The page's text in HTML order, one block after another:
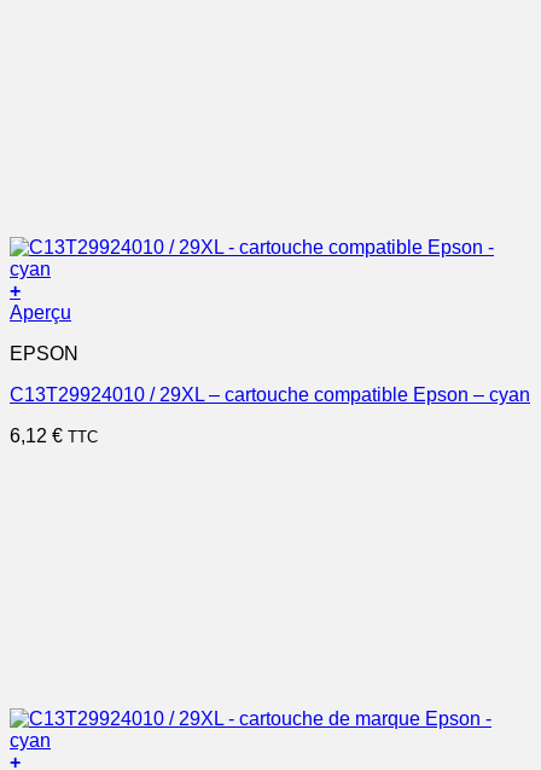
+
Aperçu
EPSON
C13T29924010 / 29XL – cartouche compatible Epson – cyan
6,12 € TTC
+